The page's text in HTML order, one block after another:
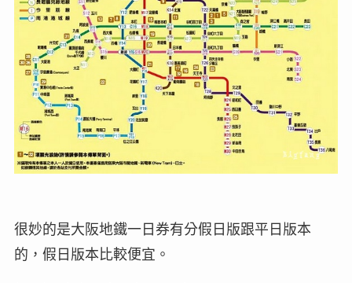
很妙的是大阪地鐵一日券有分假日版跟平日版本
的，假日版本比較便宜。